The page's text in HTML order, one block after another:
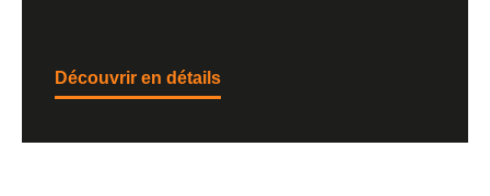
Découvrir en détails